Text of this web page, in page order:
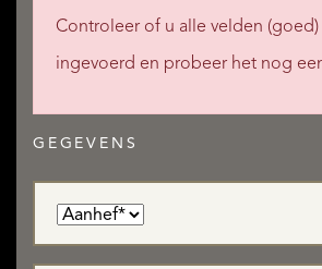
Controleer of u alle velden
ingevoerd en probeer het nog
GEGEVENS